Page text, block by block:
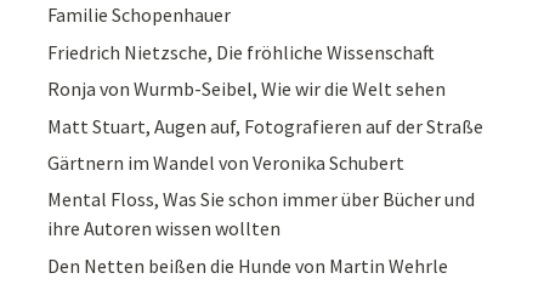
Familie Schopenhauer
Friedrich Nietzsche, Die fröhliche Wissenschaft
Ronja von Wurmb-Seibel, Wie wir die Welt sehen
Matt Stuart, Augen auf, Fotografieren auf der Straße
Gärtnern im Wandel von Veronika Schubert
Mental Floss, Was Sie schon immer über Bücher und
ihre Autoren wissen wollten
Den Netten beißen die Hunde von Martin Wehrle